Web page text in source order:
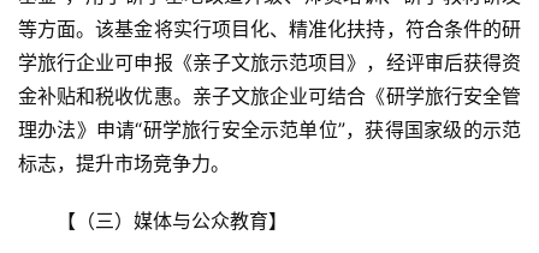
等方面。该基金将实行项目化、精准化扶持，符合条件的研
学旅行企业可申报《亲子文旅示范项目》，经评审后获得资
金补贴和税收优惠。亲子文旅企业可结合《研学旅行安全管
理办法》申请“研学旅行安全示范单位”，获得国家级的示范
标志，提升市场竞争力。
【（三）媒体与公众教育】